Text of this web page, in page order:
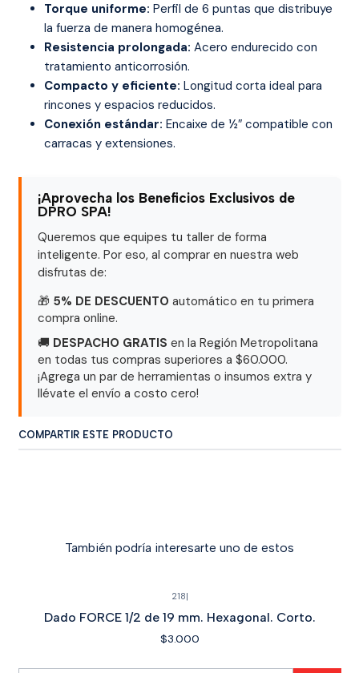
Torque uniforme: Perfil de 6 puntas que distribuye
la fuerza de manera homogénea.
Resistencia prolongada: Acero endurecido con
tratamiento anticorrosión.
Compacto y eficiente: Longitud corta ideal para
rincones y espacios reducidos.
Conexión estándar: Encaixe de ½″ compatible con
carracas y extensiones.
¡Aprovecha los Beneficios Exclusivos de
DPRO SPA!
Queremos que equipes tu taller de forma
inteligente. Por eso, al comprar en nuestra web
disfrutas de:
🎁 5% DE DESCUENTO automático en tu primera
compra online.
🚚 DESPACHO GRATIS en la Región Metropolitana
en todas tus compras superiores a $60.000.
¡Agrega un par de herramientas o insumos extra y
llévate el envío a costo cero!
COMPARTIR ESTE PRODUCTO
También podría interesarte uno de estos
218|
Dado FORCE 1/2 de 19 mm. Hexagonal. Corto.
$3.000